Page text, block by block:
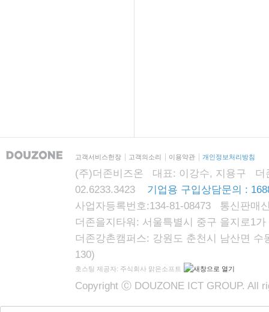
고객서비스헌장 고객의소리 이용약관 개인정보처리방침
(주)더존비즈온 대표: 이강수, 지용구 더
02.6233.3423 기업용 구입상담문의 :
사업자등록번호:134-81-08473 통신판매
더존을지타워: 서울특별시 중구 을지로1
더존강촌캠퍼스: 강원도 춘천시 남산면
130)
호스팅 제공자: 주식회사 맑은소프트
Copyright Ⓒ DOUZONE ICT GROUP. All